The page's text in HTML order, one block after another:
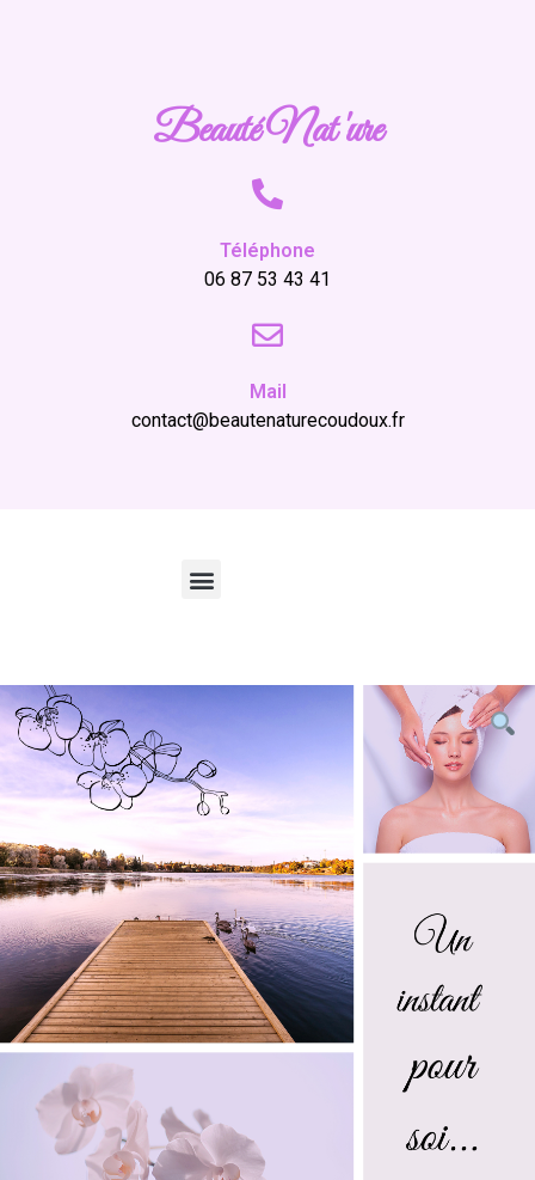
Beauté Nat 'ure
Téléphone
06 87 53 43 41
Mail
contact@beautenaturecoudoux.fr